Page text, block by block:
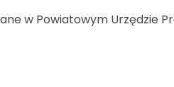
w Powiatowym Urzędzie